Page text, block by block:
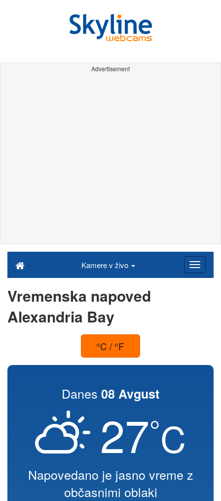
Advertisement
Kamere v živo
Vremenska napoved
Alexandria Bay
°C / °F
Danes 08 Avgust
27°C
Napovedano je jasno vreme z
občasnimi oblaki